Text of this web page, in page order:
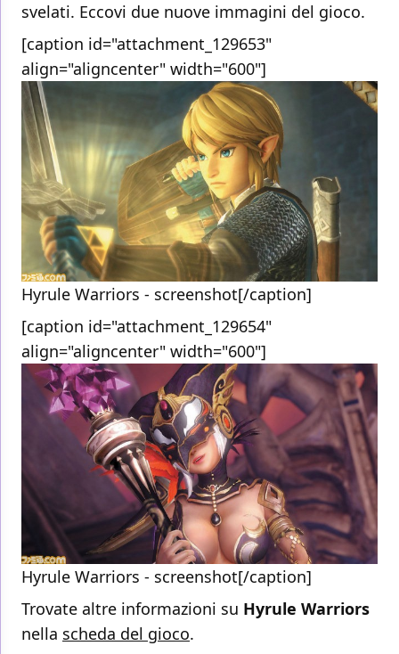
svelati. Eccovi due nuove immagini del gioco.
[caption id="attachment_129653"
align="aligncenter" width="600"]
Hyrule Warriors - screenshot[/caption]
[caption id="attachment_129654"
align="aligncenter" width="600"]
Hyrule Warriors - screenshot[/caption]
Trovate altre informazioni su Hyrule Warriors
nella scheda del gioco.